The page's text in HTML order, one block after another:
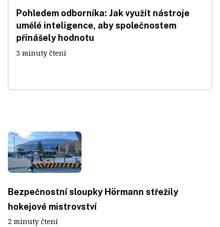
Pohledem odborníka: Jak využít nástroje
umělé inteligence, aby společnostem
přinášely hodnotu
3 minuty čtení
Bezpečnostní sloupky Hörmann střežily
hokejové mistrovství
2 minuty čtení